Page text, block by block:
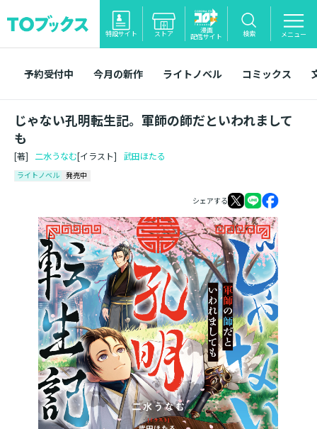
特設サイト ストア 漫画
配信サイト 検索 メニュー
予約受付中 今月の新作 ライトノベル コミックス
じゃない孔明転生記。軍師の師だといわれまして
も
[著] 二水うなむ[イラスト] 武田ほたる
ライトノベル 発売中
シェアする